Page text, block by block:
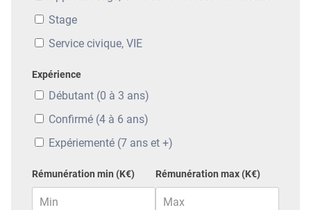
Stage
Service civique, VIE
Expérience
Débutant (0 à 3 ans)
Confirmé (4 à 6 ans)
Expériementé (7 ans et +)
Rémunération min (K€) Rémunération max (K€)